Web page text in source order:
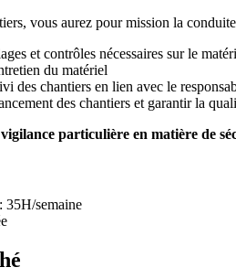
vous aurez pour mission la
et contrôles nécessaires sur le
du matériel
des chantiers en lien avec le
des chantiers et garantir la
vigilance particulière en matière de
35H/semaine